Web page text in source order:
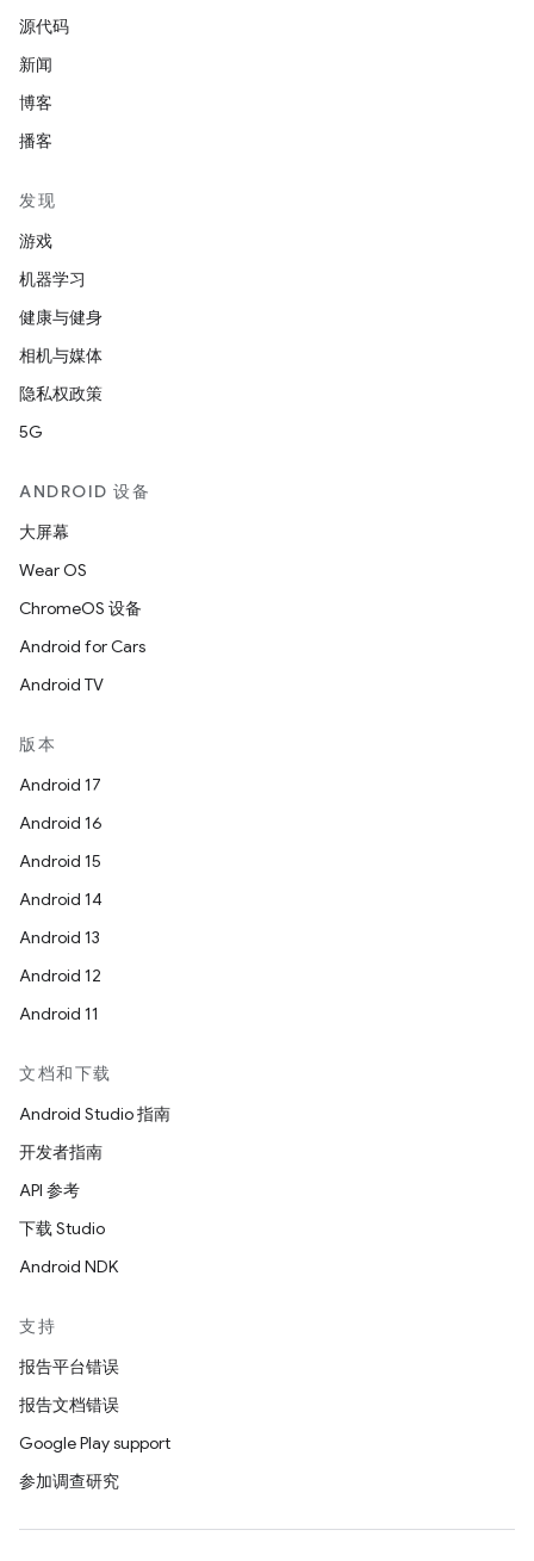
源代码
新闻
博客
播客
发现
游戏
机器学习
健康与健身
相机与媒体
隐私权政策
5G
ANDROID 设备
大屏幕
Wear OS
ChromeOS 设备
Android for Cars
Android TV
版本
Android 17
Android 16
Android 15
Android 14
Android 13
Android 12
Android 11
文档和下载
Android Studio 指南
开发者指南
API 参考
下载 Studio
Android NDK
支持
报告平台错误
报告文档错误
Google Play support
参加调查研究